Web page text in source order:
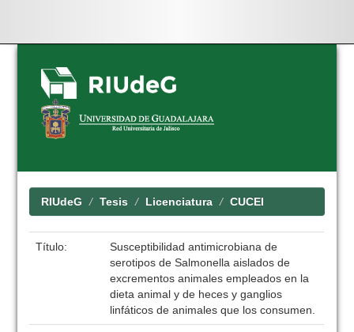
Skip
navigation
RIUdeG Tesis Licenciatura CUCEI
Título:
Susceptibilidad antimicrobiana de
serotipos de Salmonella aislados de
excrementos animales empleados en la
dieta animal y de heces y ganglios
linfáticos de animales que los consumen.